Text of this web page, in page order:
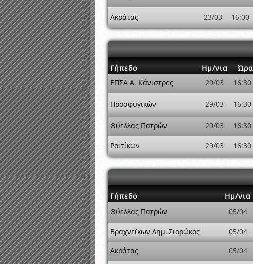
Ακράτας 23/03 16:00
Γήπεδο
Ημ/νια Ώρα
ΕΠΣΑ Α. Κάνιστρας
29/03 16:30
Προσφυγικών 29/03 16:30
Θύελλας Πατρών 29/03 16:30
Ροιτίκων 29/03 16:30
Γήπεδο
Ημ/νια
Θύελλας Πατρών
05/04
Βραχνεΐκων Δημ. Σιορώκος 05/04
Ακράτας
05/04